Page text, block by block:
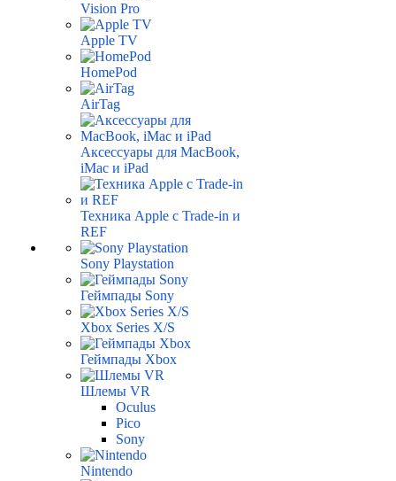
Vision Pro
Apple TV
HomePod
AirTag
Аксессуары для MacBook,
iMac и iPad
Техника Apple с Trade-in и
REF
Sony Playstation
Геймпады Sony
Xbox Series X/S
Геймпады Xbox
Шлемы VR
Oculus
Pico
Sony
Nintendo